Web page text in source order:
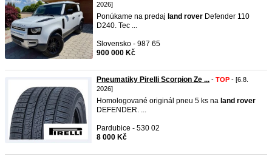
2026]
Ponúkame na predaj land rover Defender 110
D240. Tec ...
Slovensko - 987 65
900 000 Kč
Pneumatiky Pirelli Scorpion Ze ... - TOP - [6.8.
2026]
Homologované originál pneu 5 ks na land rover
DEFENDER. ...
Pardubice - 530 02
8 000 Kč